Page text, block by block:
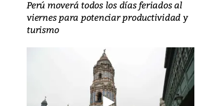
Perú moverá todos los días feriados al
viernes para potenciar productividad y
turismo